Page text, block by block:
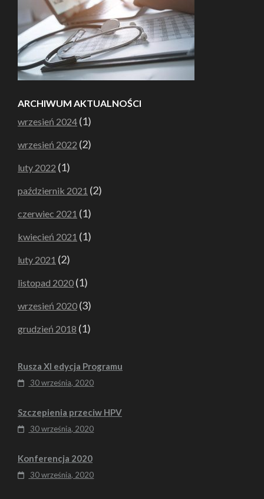
ARCHIWUM AKTUALNOŚCI
wrzesień 2024 (1)
wrzesień 2022 (2)
luty 2022 (1)
październik 2021 (2)
czerwiec 2021 (1)
kwiecień 2021 (1)
luty 2021 (2)
listopad 2020 (1)
wrzesień 2020 (3)
grudzień 2018 (1)
Rusza XI edycja Programu
30 września, 2020
Szczepienia przeciw HPV
30 września, 2020
Konferencja 2020
30 września, 2020